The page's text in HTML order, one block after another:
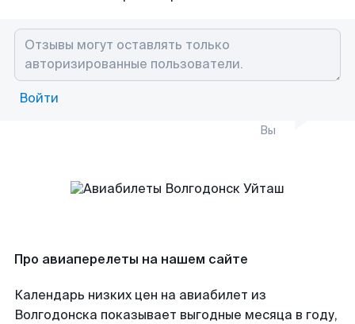
Войти
Вы
Про авиаперелеты на нашем сайте
Календарь низких цен на авиабилет из
Волгодонска показывает выгодные месяца в году,